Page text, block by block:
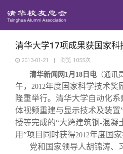
地区联络
年级联络
院系校友工作
专业委员会
回馈母校
捐赠项目
捐赠新闻
捐赠纪事
媒体平台
《清华校友通
《水木清华》
百年清华
清华人物
校友服务
清华大学17项成果获国家
2013-01-21 | 浏览 1055次
清华新闻网 1月 18 日电 （通讯
午， 2012年度国家科学技术奖
隆重举行。清华大学自动化
体视频重建与显示技术及装
授等完成的“大跨建筑钢 -混凝
用”项目同时获得2012年度国家
党和国家领导人胡锦涛、